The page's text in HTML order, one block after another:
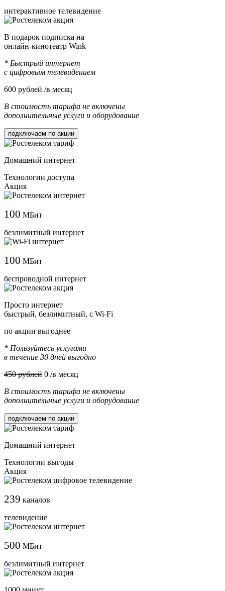
интерактивное телевидение
В подарок подписка на
онлайн-кинотеатр Wink
* Быстрый интернет
с цифровым телевидением
600 рублей /в месяц
В стоимость тарифа не включены
дополнительные услуги и оборудование
подключаем по акции
Домашний интернет
Технологии доступа
Акция
100 МБит
безлимитный интернет
100 МБит
беспроводной интернет
Просто интернет
быстрый, безлимитный, с Wi-Fi
по акции выгоднее
* Пользуйтесь услугами
в течение 30 дней выгодно
450 рублей 0 /в месяц
В стоимость тарифа не включены
дополнительные услуги и оборудование
подключаем по акции
Домашний интернет
Технологии выгоды
Акция
239 каналов
телевидение
500 МБит
безлимитный интернет